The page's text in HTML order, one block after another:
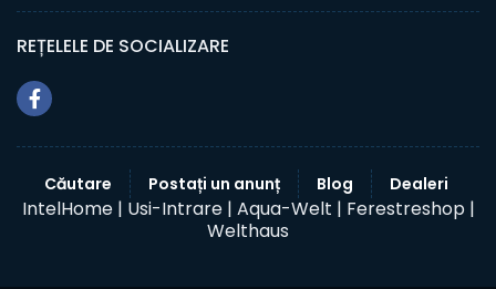
REȚELELE DE SOCIALIZARE
Căutare Postați un anunț Blog Dealeri
IntelHome | Usi-Intrare | Aqua-Welt | Ferestreshop |
Welthaus